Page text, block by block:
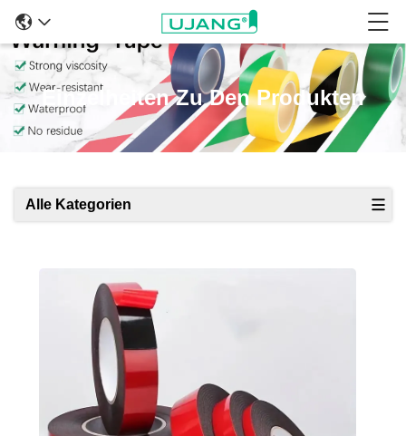
Einzelheiten Zu Den Produkten
Alle Kategorien